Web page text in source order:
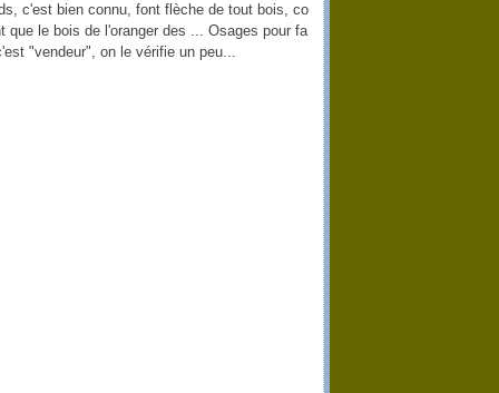
c'est bien connu, font flèche de tout bois, co
que le bois de l'oranger des ... Osages pour fa
"vendeur", on le vérifie un peu...